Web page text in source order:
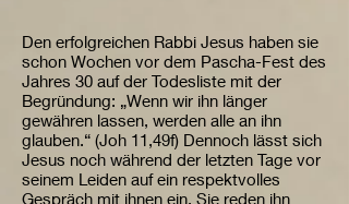
Den erfolgreichen Rabbi Jesus haben sie
schon Wochen vor dem Pascha-Fest des
Jahres 30 auf der Todesliste mit der
Begründung: „Wenn wir ihn länger
gewähren lassen, werden alle an ihn
glauben.“ (Joh 11,49f) Dennoch lässt sich
Jesus noch während der letzten Tage vor
seinem Leiden auf ein respektvolles
Gespräch mit ihnen ein. Sie reden ihn